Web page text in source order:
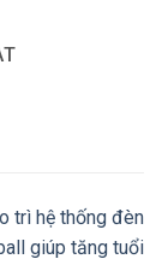
trì hệ thống đèn
giúp tăng tuổi